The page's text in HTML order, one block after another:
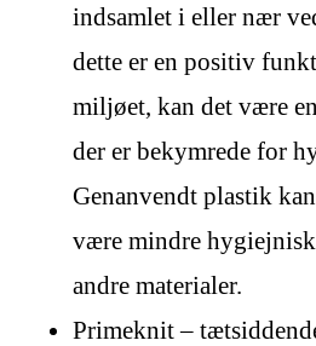
indsamlet i eller nær
dette er en positiv
miljøet, kan det være
der er bekymrede for
Genanvendt plastik
være mindre
andre materialer.
Primeknit –